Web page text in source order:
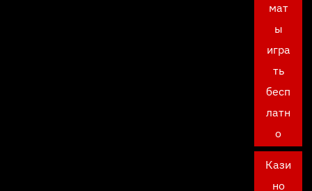
мат
ы
игра
ть
бесп
латн
о
Кази
но